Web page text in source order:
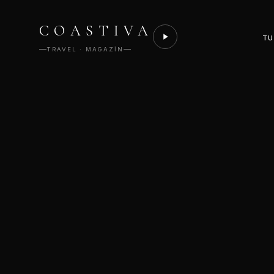
COASTIVA
TRAVEL · MAGAZIN